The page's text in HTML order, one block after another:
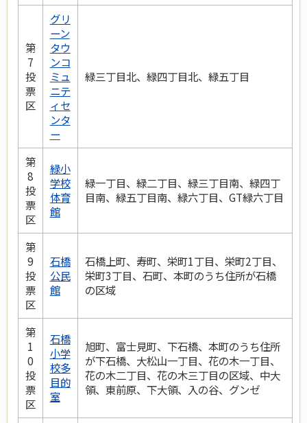
第
7
投
票
区
グリ
ーン
タウ
ンコ
ミュ
ニテ
ィセ
ンタ
ー
緑三丁目北、緑四丁目北、緑五丁目
第
8
投
票
区
緑小
学校
体育
館
緑一丁目、緑二丁目、緑三丁目南、緑四丁
目南、緑五丁目南、緑六丁目、GT緑六丁目
第
9
投
票
区
石橋
公民
館
石橋上町、寿町、栄町1丁目、栄町2丁目、
栄町3丁目、石町、本町のうち住所が石橋
の区域
第
1
0
投
票
区
石橋
小学
校多
目的
室
旭町、富士見町、下石橋、本町のうち住所
が下石橋、大松山一丁目、花の木一丁目、
花の木二丁目、花の木三丁目の区域、中大
領、東前原、下大領、入の谷、グンゼ